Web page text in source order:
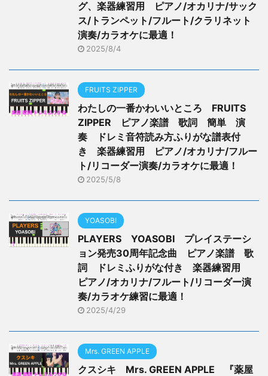
グ、楽器練習用 ピアノ/オカリナ/サック
ス/トランペット/フルート/クラリネット
演奏/カラオケに最適！
2025/8/4
FRUITS ZIPPER
わたしの一番かわいいところ FRUITS
ZIPPER ピアノ楽譜 歌詞 簡単 演
奏 ドレミ音符読み方ふりがな譜表付
き 楽器練習用 ピアノ/オカリナ/フルー
ト/リコーダー演奏/カラオケに最適！
2025/5/8
YOASOBI
PLAYERS YOASOBI プレイステーシ
ョン発売30周年記念曲 ピアノ楽譜 歌
詞 ドレミふりがな付き 楽器練習用
ピアノ/オカリナ/フルート/リコーダー演
奏/カラオケ練習に最適！
2025/4/29
Mrs. GREEN APPLE
クスシキ Mrs. GREEN APPLE 『薬屋